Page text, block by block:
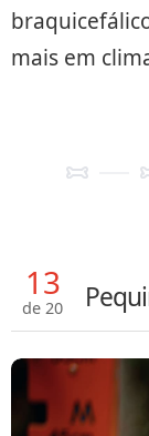
mais em
13
de 20